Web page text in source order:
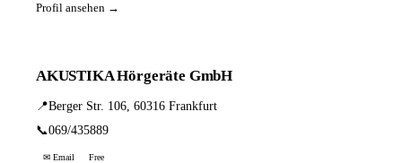
Profil ansehen →
AKUSTIKA Hörgeräte GmbH
📍Berger Str. 106, 60316 Frankfurt
📞069/435889
✉ Email Free